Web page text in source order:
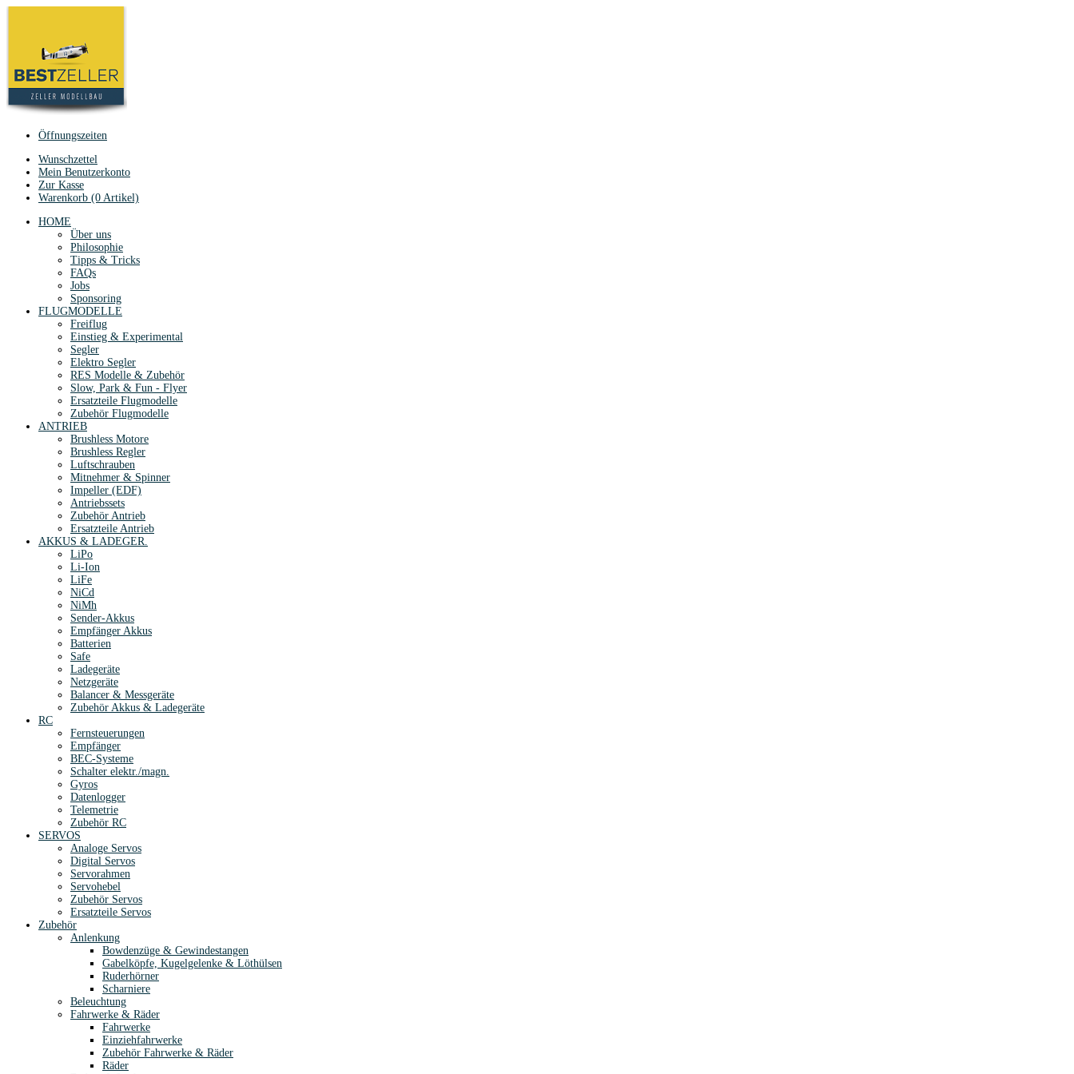
Öffnungszeiten
Wunschzettel
Mein Benutzerkonto
Zur Kasse
Warenkorb (0 Artikel)
HOME
Über uns
Philosophie
Tipps & Tricks
FAQs
Jobs
Sponsoring
FLUGMODELLE
Freiflug
Einstieg & Experimental
Segler
Elektro Segler
RES Modelle & Zubehör
Slow, Park & Fun - Flyer
Ersatzteile Flugmodelle
Zubehör Flugmodelle
ANTRIEB
Brushless Motore
Brushless Regler
Luftschrauben
Mitnehmer & Spinner
Impeller (EDF)
Antriebssets
Zubehör Antrieb
Ersatzteile Antrieb
AKKUS & LADEGER.
LiPo
Li-Ion
LiFe
NiCd
NiMh
Sender-Akkus
Empfänger Akkus
Batterien
Safe
Ladegeräte
Netzgeräte
Balancer & Messgeräte
Zubehör Akkus & Ladegeräte
RC
Fernsteuerungen
Empfänger
BEC-Systeme
Schalter elektr./magn.
Gyros
Datenlogger
Telemetrie
Zubehör RC
SERVOS
Analoge Servos
Digital Servos
Servorahmen
Servohebel
Zubehör Servos
Ersatzteile Servos
Zubehör
Anlenkung
Bowdenzüge & Gewindestangen
Gabelköpfe, Kugelgelenke & Löthülsen
Ruderhörner
Scharniere
Beleuchtung
Fahrwerke & Räder
Fahrwerke
Einziehfahrwerke
Zubehör Fahrwerke & Räder
Räder